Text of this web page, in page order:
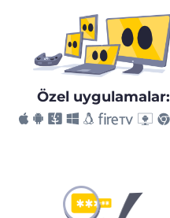
Özel uygulamalar: